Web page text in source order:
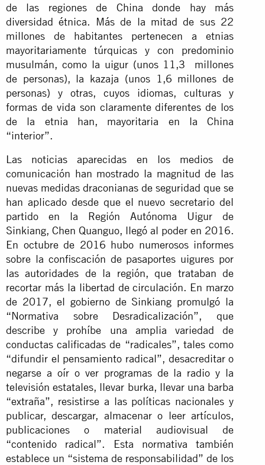
de las regiones de China donde hay más
diversidad étnica. Más de la mitad de sus 22
millones de habitantes pertenecen a etnias
mayoritariamente túrquicas y con predominio
musulmán, como la uigur (unos 11,3 millones
de personas), la kazaja (unos 1,6 millones de
personas) y otras, cuyos idiomas, culturas y
formas de vida son claramente diferentes de los
de la etnia han, mayoritaria en la China
“interior”.
Las noticias aparecidas en los medios de
comunicación han mostrado la magnitud de las
nuevas medidas draconianas de seguridad que se
han aplicado desde que el nuevo secretario del
partido en la Región Autónoma Uigur de
Sinkiang, Chen Quanguo, llegó al poder en 2016.
En octubre de 2016 hubo numerosos informes
sobre la confiscación de pasaportes uigures por
las autoridades de la región, que trataban de
recortar más la libertad de circulación. En marzo
de 2017, el gobierno de Sinkiang promulgó la
“Normativa sobre Desradicalización”, que
describe y prohíbe una amplia variedad de
conductas calificadas de “radicales”, tales como
“difundir el pensamiento radical”, desacreditar o
negarse a oír o ver programas de la radio y la
televisión estatales, llevar burka, llevar una barba
“extraña”, resistirse a las políticas nacionales y
publicar, descargar, almacenar o leer artículos,
publicaciones o material audiovisual de
“contenido radical”. Esta normativa también
establece un “sistema de responsabilidad” de los